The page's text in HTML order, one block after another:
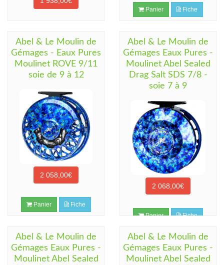
Panier Fiche
Abel & Le Moulin de
Gémages - Eaux Pures
Moulinet ROVE 9/11
soie de 9 à 12
2 058,00€
Panier Fiche
Abel & Le Moulin de
Gémages Eaux Pures -
Moulinet Abel Sealed
Drag Salt SDS 7/8 -
soie 7 à 9
2 068,00€
Panier Fiche
Abel & Le Moulin de
Gémages Eaux Pures -
Moulinet Abel Sealed
Abel & Le Moulin de
Gémages Eaux Pures -
Moulinet Abel Sealed